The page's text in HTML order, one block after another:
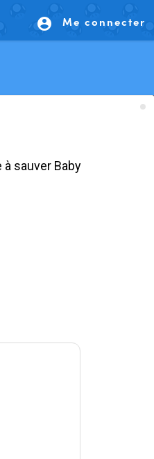
account_circle Me connecter